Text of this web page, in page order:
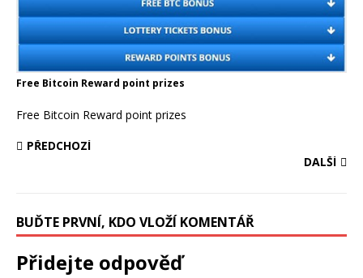
Free Bitcoin Reward point prizes
Free Bitcoin Reward point prizes
PŘEDCHOZÍ
DALŠÍ
BUĎTE PRVNÍ, KDO VLOŽÍ KOMENTÁŘ
Přidejte odpověď